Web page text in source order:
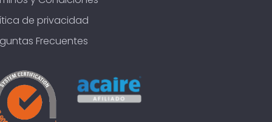
de privacidad
Frecuentes